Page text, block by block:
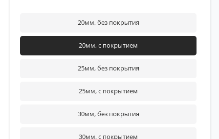
20мм, без покрытия
20мм, с покрытием
25мм, без покрытия
25мм, с покрытием
30мм, без покрытия
30мм, с покрытием